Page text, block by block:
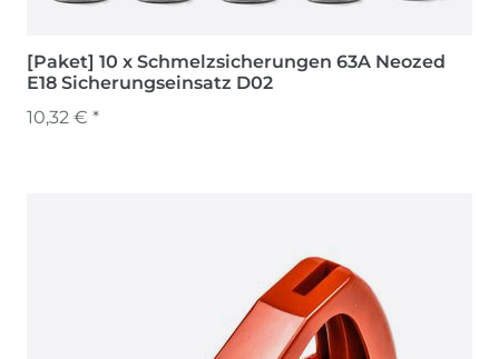
[Paket] 10 x Schmelzsicherungen 63A Neozed
E18 Sicherungseinsatz D02
10,32 € *